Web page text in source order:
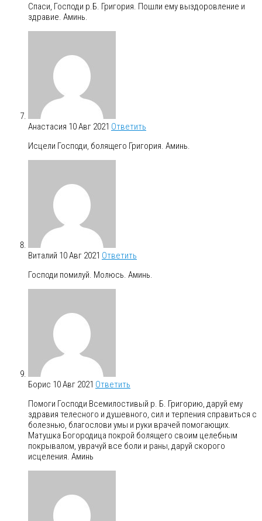
Спаси, Господи р.Б. Григория. Пошли ему выздоровление и
здравие. Аминь.
Анастасия 10 Авг 2021 Ответить
Исцели Господи, болящего Григория. Аминь.
Виталий 10 Авг 2021 Ответить
Господи помилуй. Молюсь. Аминь.
Борис 10 Авг 2021 Ответить
Помоги Господи Всемилостивый р. Б. Григорию, даруй ему
здравия телесного и душевного, сил и терпения справиться с
болезнью, благослови умы и руки врачей помогающих.
Матушка Богородица покрой болящего своим целебным
покрывалом, уврачуй все боли и раны, даруй скорого
исцеления. Аминь